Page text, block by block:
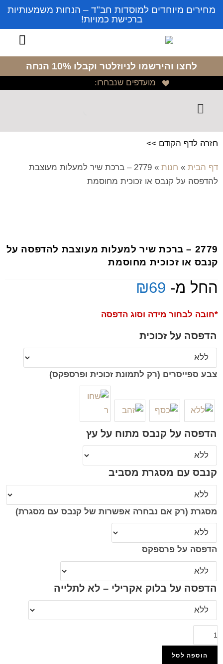
מחירים מיוחדים למוסדות חב"ד – הנחות משמעותיות
ברכישת כמויות!
לחצו והירשמו לניוזלטר וקבלו 10% הנחה
מועדפים שנבחרו:
חזרה לדף הקודם >>
דף הבית » חנות »
2779 – ברכת שיר למעלות מעוצבת
להדפסה על קנבס או זכוכית מחוסמת
2779 – ברכת שיר למעלות מעוצבת להדפסה על
קנבס או זכוכית מחוסמת
החל מ- ₪69
*חובה לבחור מידה וסוג הדפסה
הדפסה על זכוכית
צבע ספייסרים (רק לתמונת זכוכית ופרספקס)
הדפסה על קנבס מתוח על עץ
קנבס עם מסגרת מסביב
מסגרת (רק אם נבחרה אפשרות של קנבס עם מסגרת)
הדפסה על פרספקס
הדפסה על בלוק אקרילי – לא לתלייה
הוספה לסל